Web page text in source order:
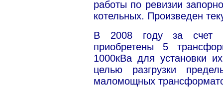
работы по ревизии
котельных. Произведен
В 2008 году за счет
приобретены 5
1000кВа для установки
целью разгрузки
маломощных